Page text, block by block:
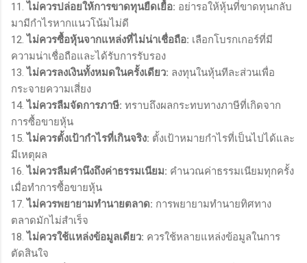
11. ไม่ควรปล่อยให้การขาดทุนยืดเยื้อ: อย่ารอให้หุ้นที่ขาดทุนกลับ
มามีกำไรหากแนวโน้มไม่ดี
12. ไม่ควรซื้อหุ้นจากแหล่งที่ไม่น่าเชื่อถือ: เลือกโบรกเกอร์ที่มี
ความน่าเชื่อถือและได้รับการรับรอง
13. ไม่ควรลงเงินทั้งหมดในครั้งเดียว: ลงทุนในหุ้นทีละส่วนเพื่อ
กระจายความเสี่ยง
14. ไม่ควรลืมจัดการภาษี: ทราบถึงผลกระทบทางภาษีที่เกิดจาก
การซื้อขายหุ้น
15. ไม่ควรตั้งเป้ากำไรที่เกินจริง: ตั้งเป้าหมายกำไรที่เป็นไปได้และ
มีเหตุผล
16. ไม่ควรลืมคำนึงถึงค่าธรรมเนียม: คำนวณค่าธรรมเนียมทุกครั้ง
เมื่อทำการซื้อขายหุ้น
17. ไม่ควรพยายามทำนายตลาด: การพยายามทำนายทิศทาง
ตลาดมักไม่สำเร็จ
18. ไม่ควรใช้แหล่งข้อมูลเดียว: ควรใช้หลายแหล่งข้อมูลในการ
ตัดสินใจ